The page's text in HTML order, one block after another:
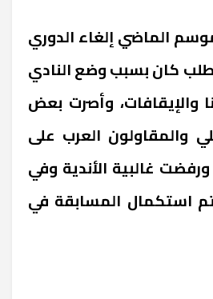
الماضي إلغاء الدوري
كان بسبب وضع النادي
والإيقافات، وأصرت بعض
والمقاولون العرب على
غالبية الأندية وفي
استكمال المسابقة في